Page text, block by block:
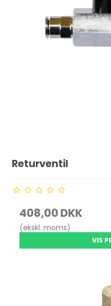
Returventil
408,00 DKK
(ekskl. moms)
VIS